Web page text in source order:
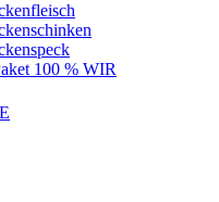
100 % WIR